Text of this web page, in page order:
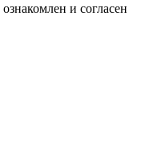
ознакомлен и согласен